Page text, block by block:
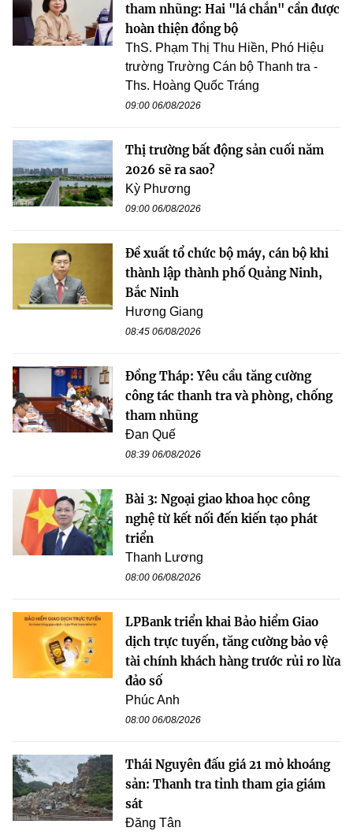
tham nhũng: Hai "lá chắn" cần được
hoàn thiện đồng bộ
ThS. Phạm Thị Thu Hiền, Phó Hiệu
trường Trường Cán bộ Thanh tra -
Ths. Hoàng Quốc Tráng
09:00 06/08/2026
Thị trường bất động sản cuối năm
2026 sẽ ra sao?
Kỳ Phương
09:00 06/08/2026
Đề xuất tổ chức bộ máy, cán bộ khi
thành lập thành phố Quảng Ninh,
Bắc Ninh
Hương Giang
08:45 06/08/2026
Đồng Tháp: Yêu cầu tăng cường
công tác thanh tra và phòng, chống
tham nhũng
Đan Quế
08:39 06/08/2026
Bài 3: Ngoại giao khoa học công
nghệ từ kết nối đến kiến tạo phát
triển
Thanh Lương
08:00 06/08/2026
LPBank triển khai Bảo hiểm Giao
dịch trực tuyến, tăng cường bảo vệ
tài chính khách hàng trước rủi ro lừa
đảo số
Phúc Anh
08:00 06/08/2026
Thái Nguyên đấu giá 21 mỏ khoáng
sản: Thanh tra tỉnh tham gia giám
sát
Đăng Tân